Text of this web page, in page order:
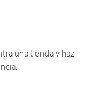
una tienda y haz